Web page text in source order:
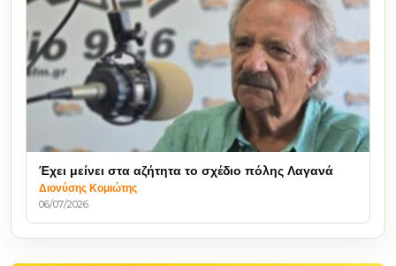
Έχει μείνει στα αζήτητα το σχέδιο πόλης Λαγανά
Διονύσης Κομιώτης
06/07/2026